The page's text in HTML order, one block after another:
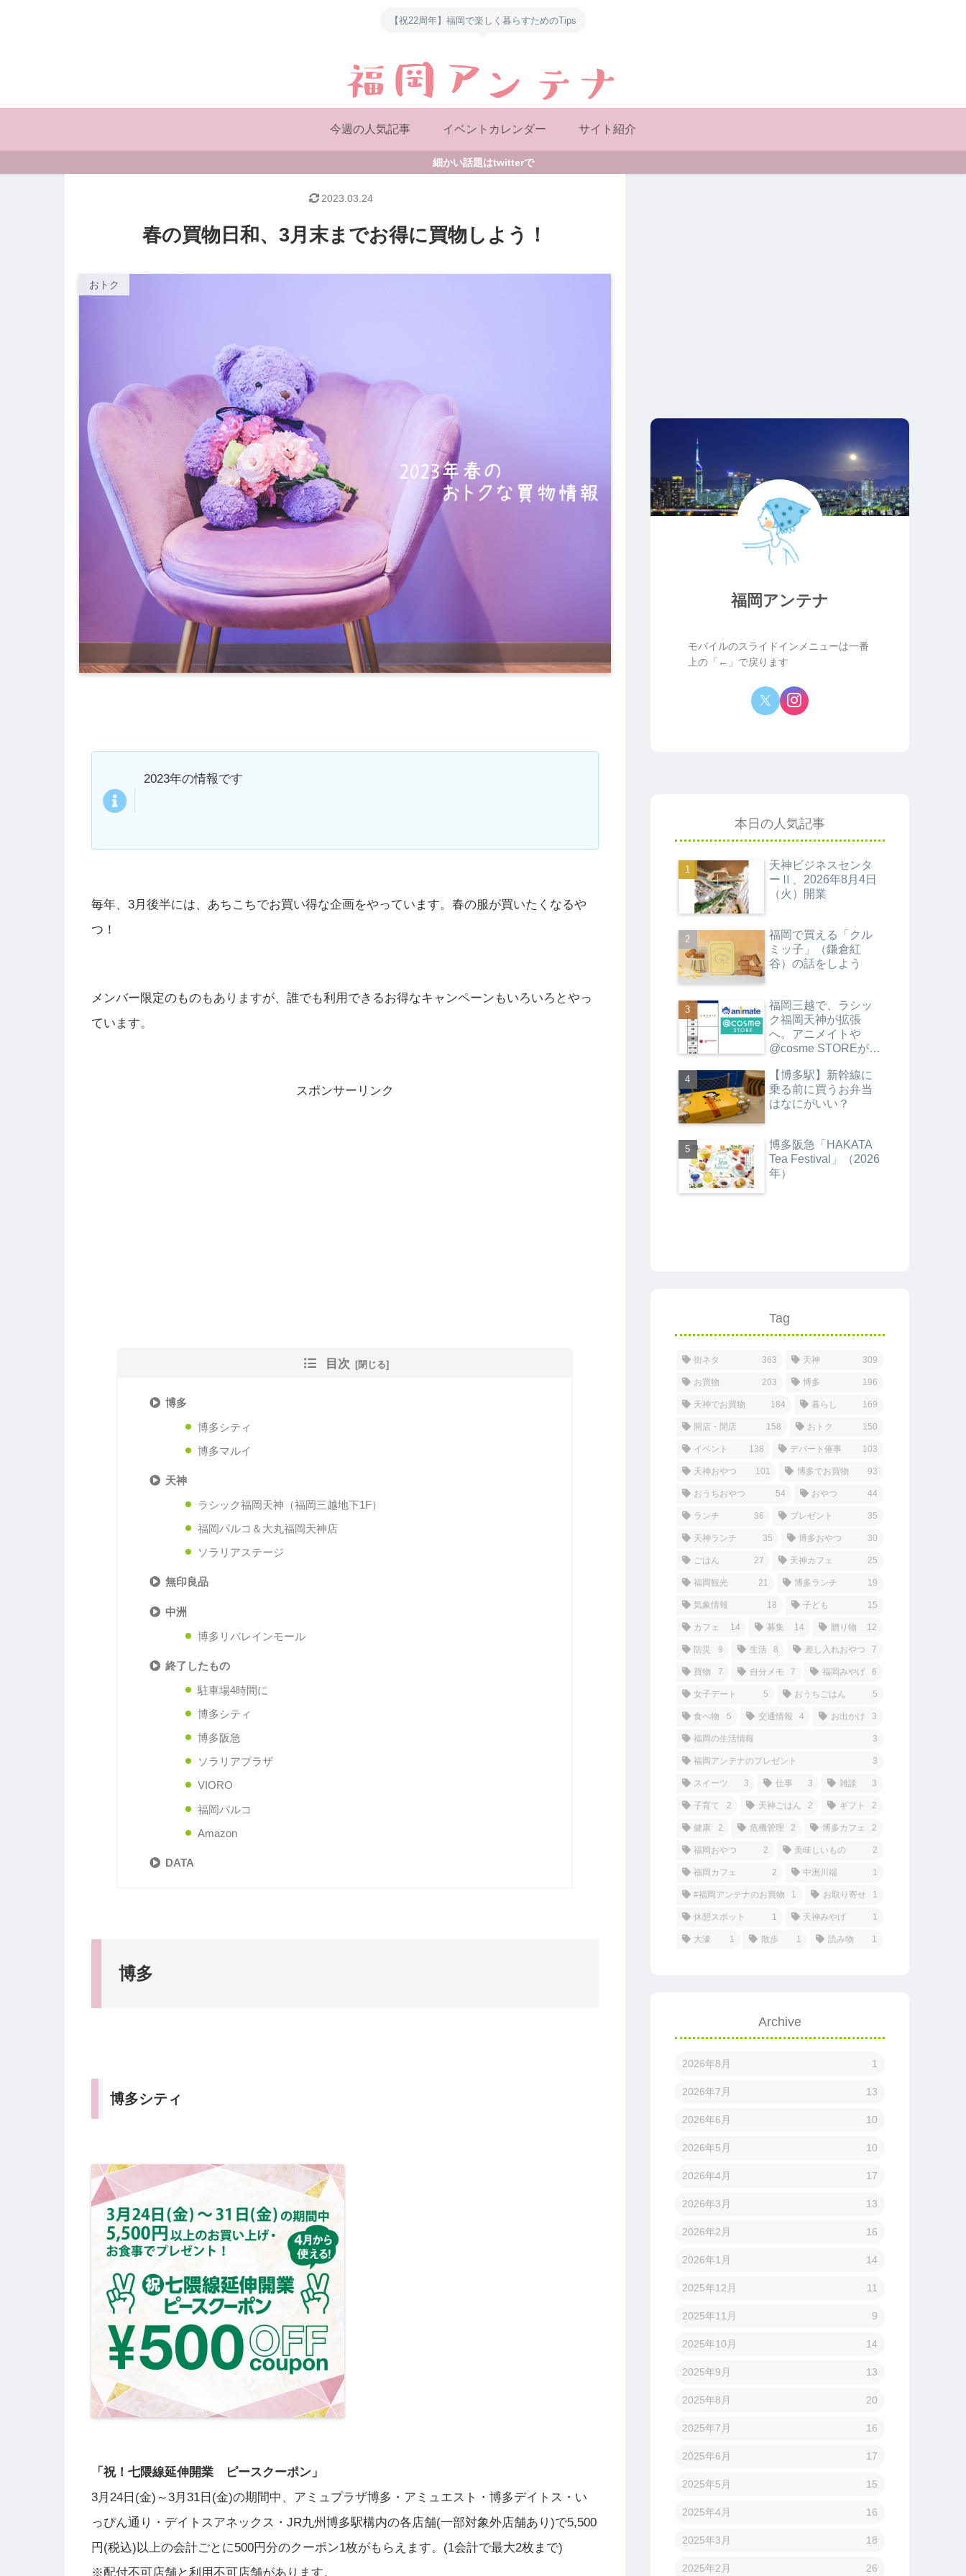
【祝22周年】福岡で楽しく暮らすためのTips
今週の人気記事 イベントカレンダー サイト紹介
細かい話題はtwitterで
春の買物日和、3月末までお得に買物しよう！
おトク
2023.03.24
2023年の情報です
毎年、3月後半には、あちこちでお買い得な企画をやっています。春の服が買いたくなるや
つ！
メンバー限定のものもありますが、誰でも利用できるお得なキャンペーンもいろいろとやっ
ています。
スポンサーリンク
目次
博多
博多シティ
博多マルイ
天神
ラシック福岡天神（福岡三越地下1F）
福岡パルコ＆大丸福岡天神店
ソラリアステージ
無印良品
中洲
博多リバレインモール
終了したもの
駐車場4時間に
博多シティ
博多阪急
ソラリアプラザ
VIORO
福岡パルコ
Amazon
DATA
博多
博多シティ
「祝！七隈線延伸開業 ピースクーポン」
3月24日(金)～3月31日(金)の期間中、アミュプラザ博多・アミュエスト・博多デイトス・い
っぴん通り・デイトスアネックス・JR九州博多駅構内の各店舗(一部対象外店舗あり)で5,500
円(税込)以上の会計ごとに500円分のクーポン1枚がもらえます。(1会計で最大2枚まで)
※配付不可店舗と利用不可店舗があります。
福岡アンテナ
モバイルのスライドインメニューは一番
上の「←」で戻ります
本日の人気記事
天神ビジネスセンタ
ーⅡ、2026年8月4日
（火）開業
福岡で買える「クル
ミッ子」（鎌倉紅
谷）の話をしよう
福岡三越で、ラシッ
ク福岡天神が拡張
へ。アニメイトや
@cosme STOREがオ
【博多駅】新幹線に
乗る前に買うお弁当
はなにがいい？
博多阪急「HAKATA
Tea Festival」（2026
年）
Tag
街ネタ 363 天神 309
お買物 203 博多 196
天神でお買物 184 暮らし 169
開店・閉店 158 おトク 150
イベント 138 デパート催事 103
天神おやつ 101 博多でお買物 93
おうちおやつ 54 おやつ 44
ランチ 36 プレゼント 35
天神ランチ 35 博多おやつ 30
ごはん 27 天神カフェ 25
福岡観光 21 博多ランチ 19
気象情報 18 子ども 15
カフェ 14 募集 14 贈り物 12
防災 9 生活 8 差し入れおやつ 7
買物 7 自分メモ 7 福岡みやげ 6
女子デート 5 おうちごはん 5
食べ物 5 交通情報 4 お出かけ 3
福岡の生活情報 3
福岡アンテナのプレゼント 3
スイーツ 3 仕事 3 雑談 3
子育て 2 天神ごはん 2 ギフト 2
健康 2 危機管理 2 博多カフェ 2
福岡おやつ 2 美味しいもの 2
福岡カフェ 2 中洲川端 1
#福岡アンテナのお買物 1 お取り寄せ 1
休憩スポット 1 天神みやげ 1
大濠 1 散歩 1 読み物 1
Archive
2026年8月 1
2026年7月 13
2026年6月 10
2026年5月 10
2026年4月 17
2026年3月 13
2026年2月 16
2026年1月 14
2025年12月 11
2025年11月 9
2025年10月 14
2025年9月 13
2025年8月 20
2025年7月 16
2025年6月 17
2025年5月 15
2025年4月 16
2025年3月 18
2025年2月 26